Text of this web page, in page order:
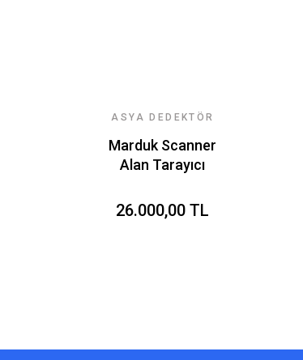
ASYA DEDEKTÖR
Marduk Scanner
Alan Tarayıcı
26.000,00 TL